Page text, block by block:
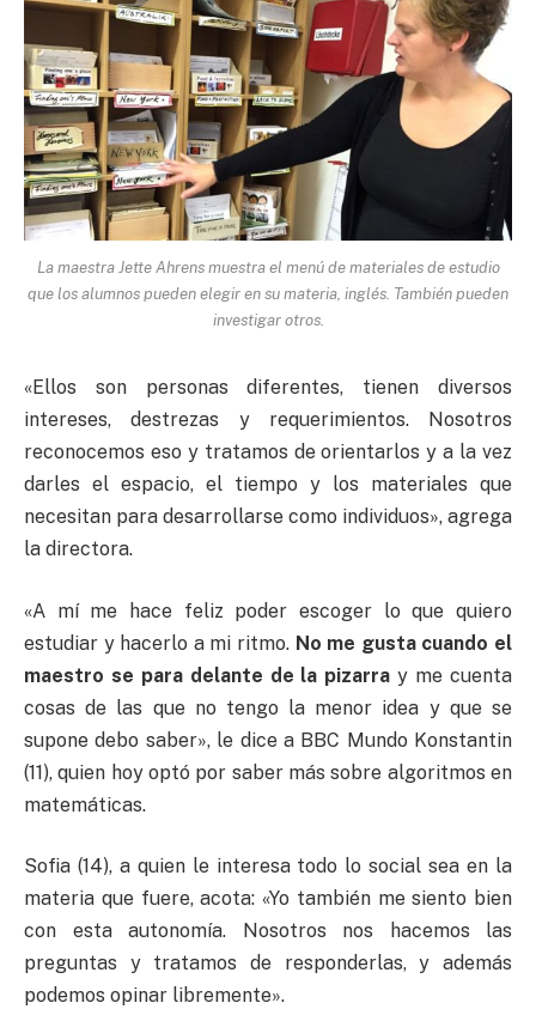
La maestra Jette Ahrens muestra el menú de materiales de estudio
que los alumnos pueden elegir en su materia, inglés. También pueden
investigar otros.
«Ellos son personas diferentes, tienen diversos
intereses, destrezas y requerimientos. Nosotros
reconocemos eso y tratamos de orientarlos y a la vez
darles el espacio, el tiempo y los materiales que
necesitan para desarrollarse como individuos», agrega
la directora.
«A mí me hace feliz poder escoger lo que quiero
estudiar y hacerlo a mi ritmo. No me gusta cuando el
maestro se para delante de la pizarra y me cuenta
cosas de las que no tengo la menor idea y que se
supone debo saber», le dice a BBC Mundo Konstantin
(11), quien hoy optó por saber más sobre algoritmos en
matemáticas.
Sofia (14), a quien le interesa todo lo social sea en la
materia que fuere, acota: «Yo también me siento bien
con esta autonomía. Nosotros nos hacemos las
preguntas y tratamos de responderlas, y además
podemos opinar libremente».